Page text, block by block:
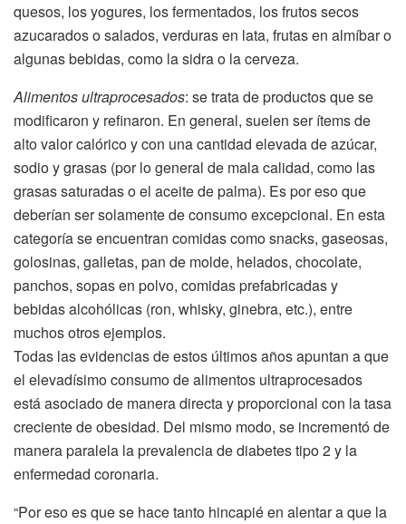
quesos, los yogures, los fermentados, los frutos secos
azucarados o salados, verduras en lata, frutas en almíbar o
algunas bebidas, como la sidra o la cerveza.
Alimentos ultraprocesados: se trata de productos que se
modificaron y refinaron. En general, suelen ser ítems de
alto valor calórico y con una cantidad elevada de azúcar,
sodio y grasas (por lo general de mala calidad, como las
grasas saturadas o el aceite de palma). Es por eso que
deberían ser solamente de consumo excepcional. En esta
categoría se encuentran comidas como snacks, gaseosas,
golosinas, galletas, pan de molde, helados, chocolate,
panchos, sopas en polvo, comidas prefabricadas y
bebidas alcohólicas (ron, whisky, ginebra, etc.), entre
muchos otros ejemplos.
Todas las evidencias de estos últimos años apuntan a que
el elevadísimo consumo de alimentos ultraprocesados
está asociado de manera directa y proporcional con la tasa
creciente de obesidad. Del mismo modo, se incrementó de
manera paralela la prevalencia de diabetes tipo 2 y la
enfermedad coronaria.
“Por eso es que se hace tanto hincapié en alentar a que la